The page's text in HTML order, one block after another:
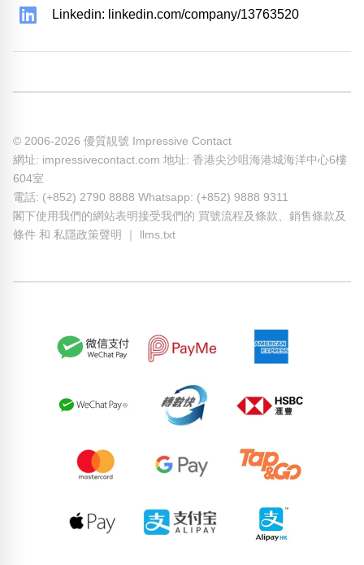
Linkedin: linkedin.com/company/13763520
© 2006-2026 優質靚號 Impressive Contact
網址: impressivecontact.com 地址: 香港尖沙咀海港城海洋中心6樓
604室
電話: (+852) 2790 8888 Whatsapp: (+852) 9888 9311
閣下使用我們的網站表明接受我們的 買號流程及條款、 銷售條款及
條件 和 私隱政策聲明 llms.txt